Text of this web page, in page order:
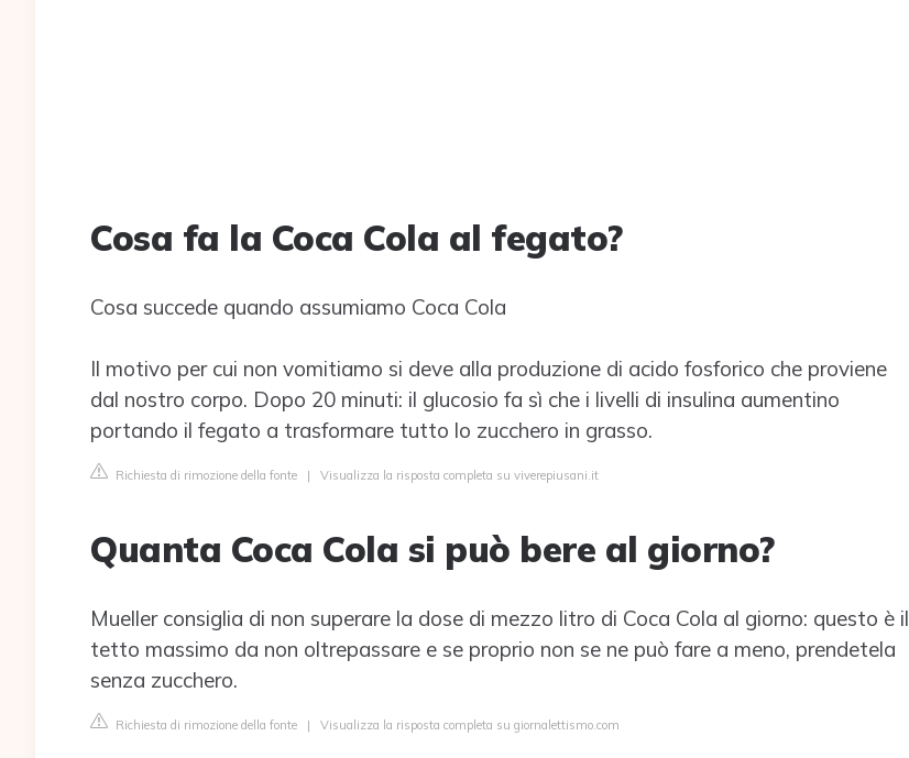
Cosa fa la Coca Cola al fegato?
Cosa succede quando assumiamo Coca Cola
Il motivo per cui non vomitiamo si deve alla produzione di acido fosforico che proviene
dal nostro corpo. Dopo 20 minuti: il glucosio fa sì che i livelli di insulina aumentino
portando il fegato a trasformare tutto lo zucchero in grasso.
Richiesta di rimozione della fonte | Visualizza la risposta completa su viverepiusani.it
Quanta Coca Cola si può bere al giorno?
Mueller consiglia di non superare la dose di mezzo litro di Coca Cola al giorno: questo è il
tetto massimo da non oltrepassare e se proprio non se ne può fare a meno, prendetela
senza zucchero.
Richiesta di rimozione della fonte | Visualizza la risposta completa su giornalettismo.com